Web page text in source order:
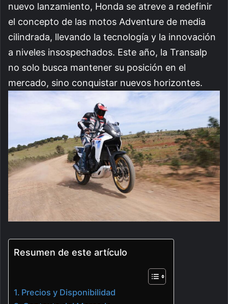
nuevo lanzamiento, Honda se atreve a redefinir
el concepto de las motos Adventure de media
cilindrada, llevando la tecnología y la innovación
a niveles insospechados. Este año, la Transalp
no solo busca mantener su posición en el
mercado, sino conquistar nuevos horizontes.
Resumen de este artículo
Precios y Disponibilidad